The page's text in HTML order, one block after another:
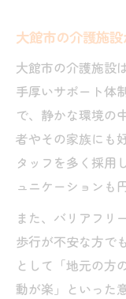
大館市の介護施
大館市の介護施設
手厚いサポート体
で、静かな環境の
者やその家族にも
タッフを多く採用
ュニケーションも
また、バリアフリ
歩行が不安な方で
として「地元の方
動が楽」といった